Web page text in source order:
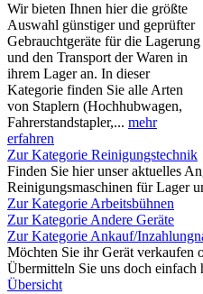
Wir bieten Ihnen hier die größte
Auswahl günstiger und geprüfter
Gebrauchtgeräte für die Lagerung
und den Transport der Waren in
ihrem Lager an. In dieser
Kategorie finden Sie alle Arten
von Staplern (Hochhubwagen,
Fahrerstandstapler,... mehr
erfahren
Zur Kategorie Reinigungstechnik
Finden Sie hier unser aktuelles
Reinigungsmaschinen für Lager
Zur Kategorie Arbeitsbühnen
Zur Kategorie Andere Geräte
Zur Kategorie Ankauf/
Möchten Sie ihr Gerät verkaufen
Übermitteln Sie uns doch einfach
Übersicht